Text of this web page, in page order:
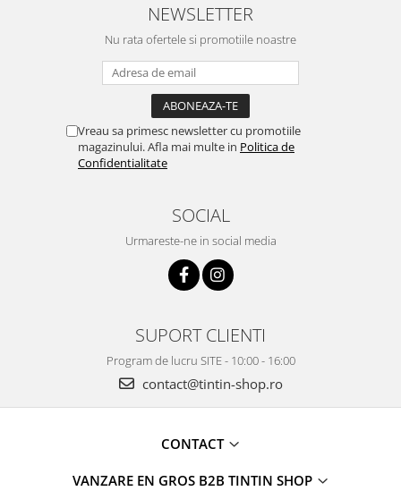
NEWSLETTER
Nu rata ofertele si promotiile noastre
Vreau sa primesc newsletter cu promotiile
magazinului. Afla mai multe in Politica de
Confidentialitate
SOCIAL
Urmareste-ne in social media
SUPORT CLIENTI
Program de lucru SITE - 10:00 - 16:00
contact@tintin-shop.ro
CONTACT
VANZARE EN GROS B2B TINTIN SHOP